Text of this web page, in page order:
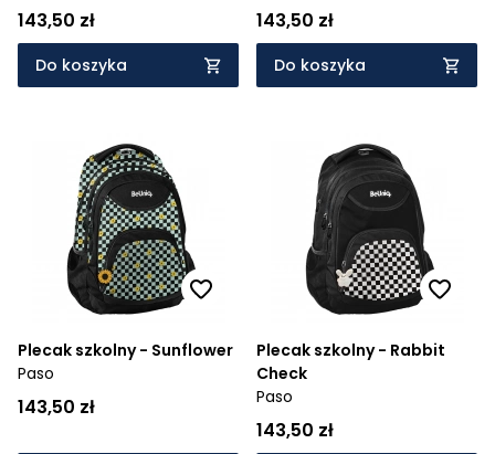
143,50 zł
Do koszyka
143,50 zł
Do koszyka
Plecak szkolny - Sunflower
Paso
143,50 zł
Plecak szkolny - Rabbit
Check
Paso
143,50 zł